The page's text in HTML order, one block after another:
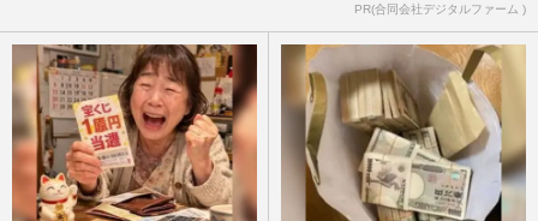
PR(合同会社デジタルファーム )